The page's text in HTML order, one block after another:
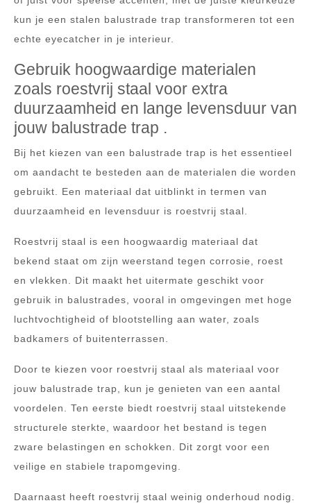
kun je een stalen balustrade trap transformeren tot een
echte eyecatcher in je interieur.
Gebruik hoogwaardige materialen
zoals roestvrij staal voor extra
duurzaamheid en lange levensduur van
jouw balustrade trap .
Bij het kiezen van een balustrade trap is het essentieel
om aandacht te besteden aan de materialen die worden
gebruikt. Een materiaal dat uitblinkt in termen van
duurzaamheid en levensduur is roestvrij staal.
Roestvrij staal is een hoogwaardig materiaal dat
bekend staat om zijn weerstand tegen corrosie, roest
en vlekken. Dit maakt het uitermate geschikt voor
gebruik in balustrades, vooral in omgevingen met hoge
luchtvochtigheid of blootstelling aan water, zoals
badkamers of buitenterrassen.
Door te kiezen voor roestvrij staal als materiaal voor
jouw balustrade trap, kun je genieten van een aantal
voordelen. Ten eerste biedt roestvrij staal uitstekende
structurele sterkte, waardoor het bestand is tegen
zware belastingen en schokken. Dit zorgt voor een
veilige en stabiele trapomgeving.
Daarnaast heeft roestvrij staal weinig onderhoud nodig.